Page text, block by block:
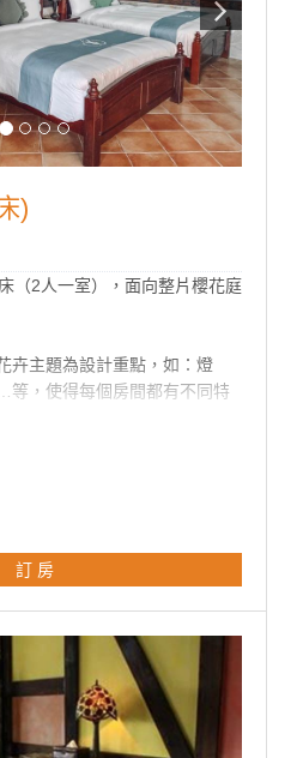
)
（2人一室），面向整片櫻花庭
卉主題為設計重點，如：燈
等，使得每個房間都有不同特
堂洗髮沐浴套組
頻道)
訂 房